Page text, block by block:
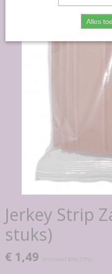
Jerkey Strip
stuks)
€ 1,49 (inclusief btw 21%)
Alles